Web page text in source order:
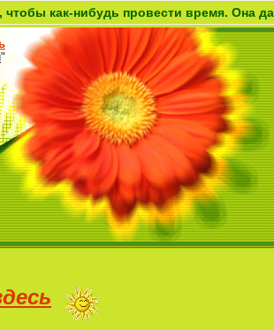
нибудь провести время. Она дана как
"